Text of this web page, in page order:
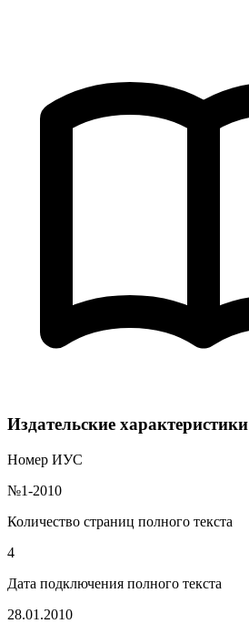
Издательские характеристики
Номер ИУС
№1-2010
Количество страниц полного текста
4
Дата подключения полного текста
28.01.2010